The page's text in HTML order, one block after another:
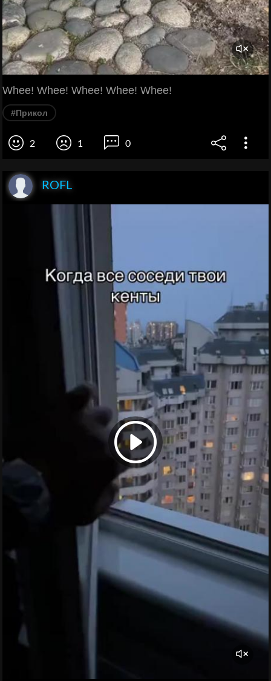
Whee! Whee! Whee! Whee! Whee!
#Прикол
2 1 0
ROFL